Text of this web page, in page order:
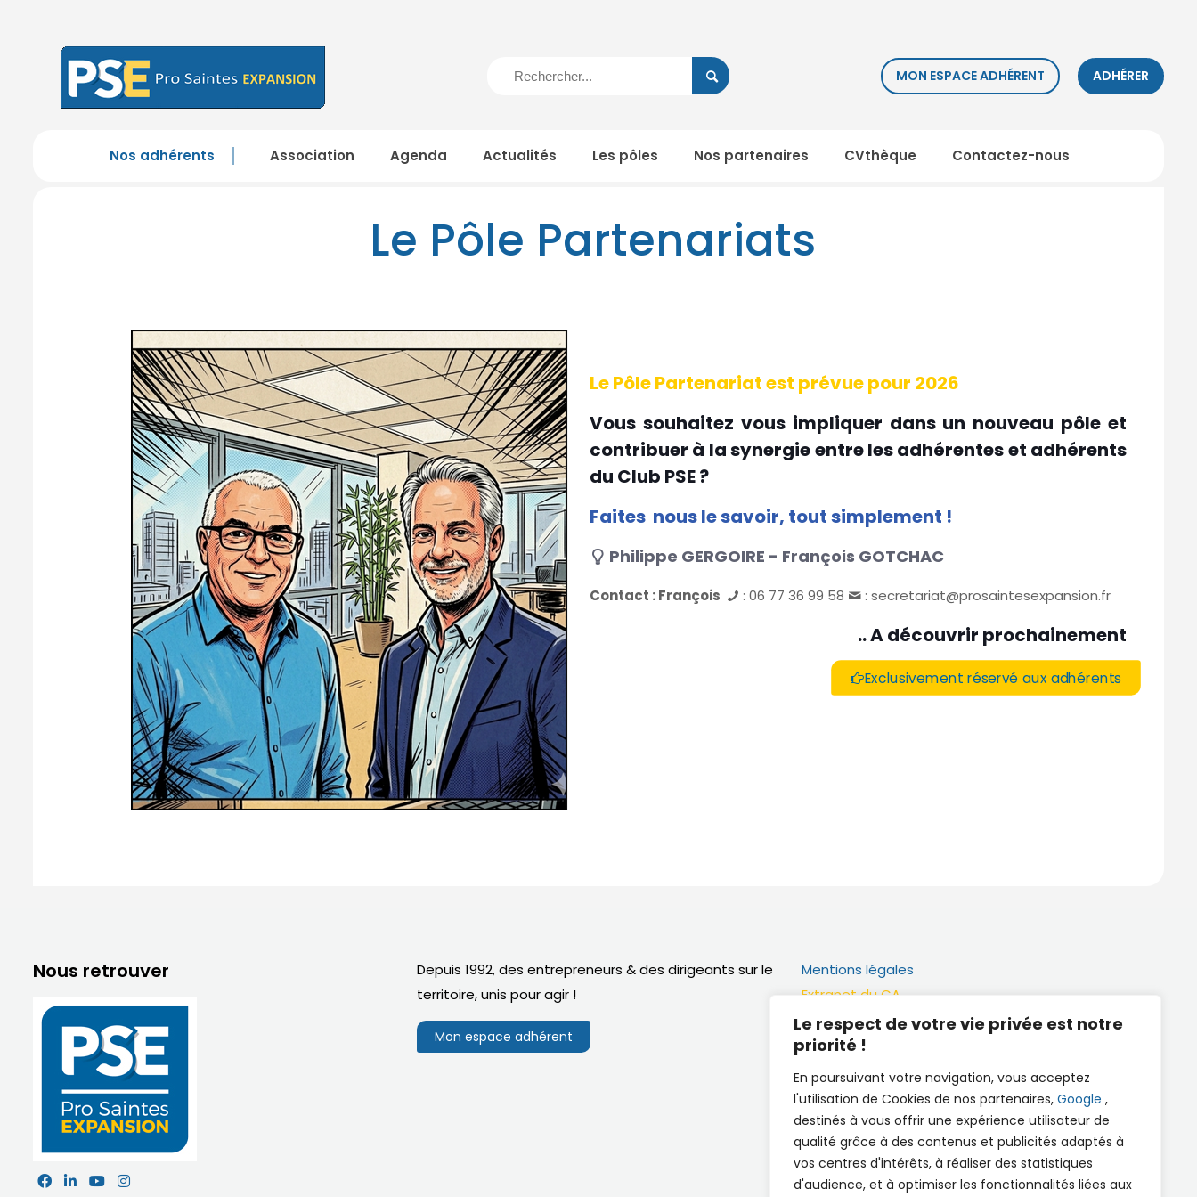
Le respect de votre vie privée est notre
priorité !
En poursuivant votre navigation, vous acceptez
l'utilisation de Cookies de nos partenaires, Google ,
destinés à vous offrir une expérience utilisateur de
qualité grâce à des contenus et publicités adaptés à
vos centres d'intérêts, à réaliser des statistiques
d'audience, et à optimiser les fonctionnalités liées aux
MON ESPACE ADHÉRENT ADHÉRER
Nos adhérents Association Agenda Actualités Les pôles Nos partenaires CVthèque Contactez-nous
Le Pôle Partenariats
Le Pôle Partenariat est prévue pour 2026
Vous souhaitez vous impliquer dans un nouveau pôle et
contribuer à la synergie entre les adhérentes et adhérents
du Club PSE ?
Faites nous le savoir, tout simplement !
Philippe GERGOIRE - François GOTCHAC
Contact : François : 06 77 36 99 58 : secretariat@prosaintesexpansion.fr
.. A découvrir prochainement
Exclusivement réservé aux adhérents
Nous retrouver
Depuis 1992, des entrepreneurs & des dirigeants sur le
territoire,unis pour agir !
Mon espace adhérent
Mentions légales
Extranet du CA
Réalisation
Documents utiles